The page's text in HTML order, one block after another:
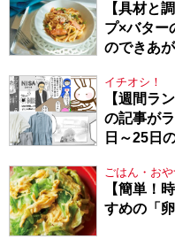
【具材と
プ×バター
のできあ
イチオシ！
【週間ラ
の記事が
日～25日
ごはん・おや
【簡単！
すめの「